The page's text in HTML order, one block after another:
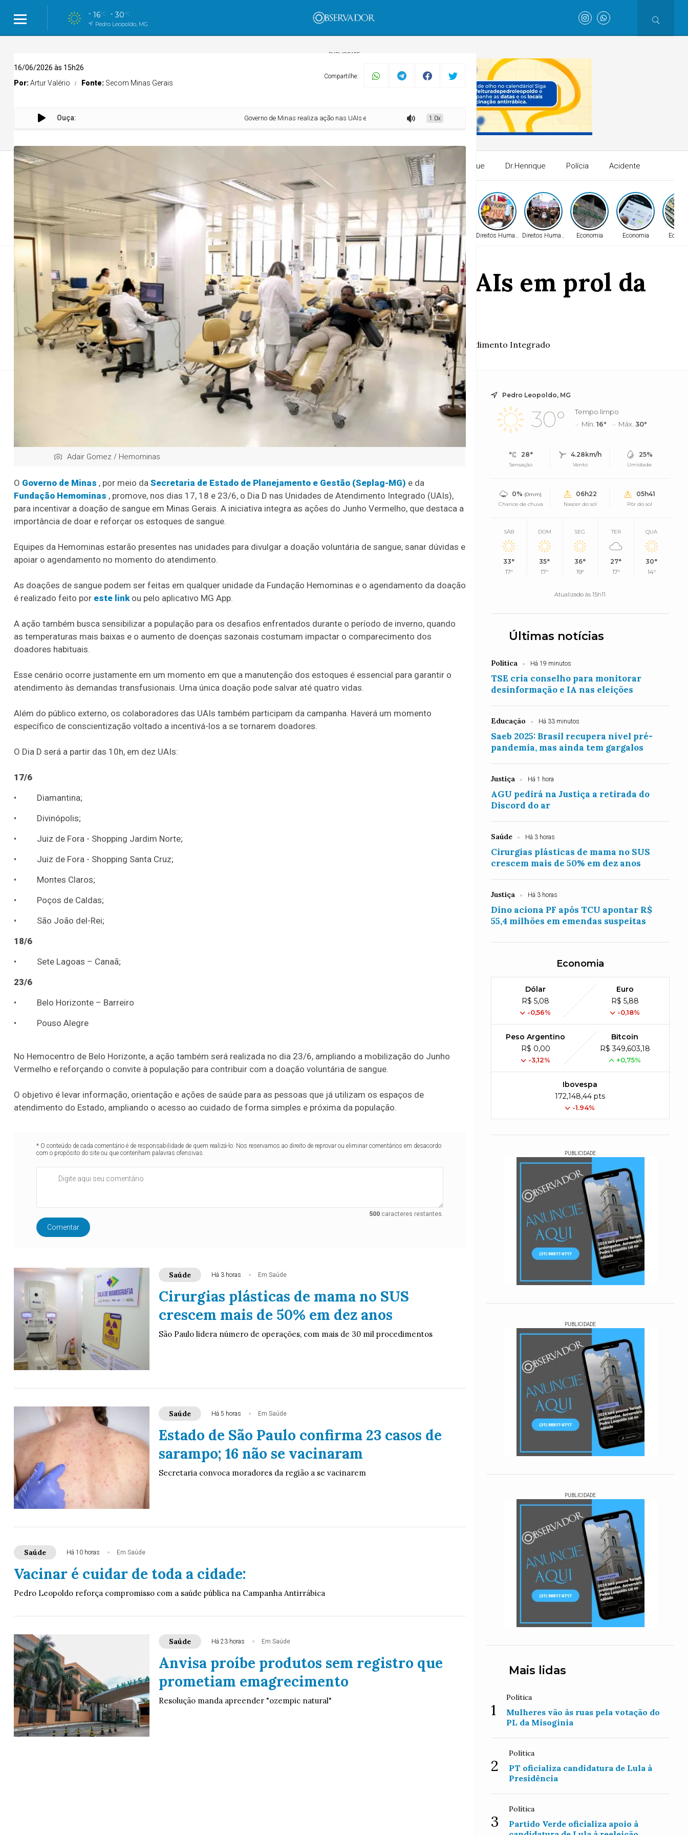
16°C 30°C
Pedro Leopoldo, MG
PUBLICIDADE
Cidades Tecnologia Economia Dom Walmor Dr.Henrique Dr.Henrique Polícia Acidente
Justiça Saúde Educação Economia Coluna MG Justiça Saúde Coluna MG Justiça Direitos HumanosDireitos Humanos Economia Economia
Governo de Minas realiza ação nas UAIs em prol da
doação de sangue
Dia D da Hemominas será a partir desta quarta-feira (17/6) em dez Unidades de Atendimento Integrado
16/06/2026 às 15h26
Por:Artur Valério Fonte: Secom Minas Gerais
Compartilhe:
Ouça: Governo de Minas realiza ação nas UAIs em prol da doação de sangue 1.0x
Adair Gomez / Hemominas
O Governo de Minas , por meio da Secretaria de Estado de Planejamento e Gestão (Seplag-MG) e da
Fundação Hemominas , promove, nos dias 17, 18 e 23/6, o Dia D nas Unidades de Atendimento Integrado (UAIs),
para incentivar a doação de sangue em Minas Gerais. A iniciativa integra as ações do Junho Vermelho, que destaca a
importância de doar e reforçar os estoques de sangue.
Equipes da Hemominas estarão presentes nas unidades para divulgar a doação voluntária de sangue, sanar dúvidas e
apoiar o agendamento no momento do atendimento.
As doações de sangue podem ser feitas em qualquer unidade da Fundação Hemominas e o agendamento da doação
é realizado feito por este linkou pelo aplicativo MG App.
A ação também busca sensibilizar a população para os desafios enfrentados durante o período de inverno, quando
as temperaturas mais baixas e o aumento de doenças sazonais costumam impactar o comparecimento dos
doadores habituais.
Esse cenário ocorre justamente em um momento em que a manutenção dos estoques é essencial para garantir o
atendimento às demandas transfusionais. Uma única doação pode salvar até quatro vidas.
Além do público externo, os colaboradores das UAIs também participam da campanha. Haverá um momento
específico de conscientização voltado a incentivá-los a se tornarem doadores.
O Dia D será a partir das 10h, em dez UAIs:
17/6
• Diamantina;
• Divinópolis;
• Juiz de Fora - Shopping Jardim Norte;
• Juiz de Fora - Shopping Santa Cruz;
• Montes Claros;
• Poços de Caldas;
• São João del-Rei;
18/6
• Sete Lagoas – Canaã;
23/6
• Belo Horizonte – Barreiro
• Pouso Alegre
No Hemocentro de Belo Horizonte, a ação também será realizada no dia 23/6, ampliando a mobilização do Junho
Vermelho e reforçando o convite à população para contribuir com a doação voluntária de sangue.
O objetivo é levar informação, orientação e ações de saúde para as pessoas que já utilizam os espaços de
atendimento do Estado, ampliando o acesso ao cuidado de forma simples e próxima da população.
* O conteúdo de cada comentário é de responsabilidade de quem realizá-lo. Nos reservamos ao direito de reprovar ou eliminar comentários em desacordo
com o propósito do site ou que contenham palavras ofensivas.
500caracteres restantes.
Comentar
Saúde Há 3 horas Em Saúde
Cirurgias plásticas de mama no SUS
crescem mais de 50% em dez anos
São Paulo lidera número de operações, com mais de 30 mil procedimentos
Saúde Há 5 horas Em Saúde
Estado de São Paulo confirma 23 casos de
sarampo; 16 não se vacinaram
Secretaria convoca moradores da região a se vacinarem
Saúde Há 10 horas Em Saúde
Vacinar é cuidar de toda a cidade:
Pedro Leopoldo reforça compromisso com a saúde pública na Campanha Antirrábica
Saúde Há 23 horas Em Saúde
Anvisa proíbe produtos sem registro que
prometiam emagrecimento
Resolução manda apreender "ozempic natural"
Pedro Leopoldo, MG
30°
Tempo limpo
Mín.16° Máx.30°
28°
Sensação
4.28km/h
Vento
25%
Umidade
0% (0mm)
Chance de chuva
06h22
Nascer do sol
05h41
Pôr do sol
SÁB
33°
17°
DOM
35°
17°
SEG
36°
19°
TER
27°
17°
QUA
30°
14°
Atualizado às 15h11
Últimas notícias
Política Há 19 minutos
TSE cria conselho para monitorar
desinformação e IA nas eleições
Educação Há 33 minutos
Saeb 2025: Brasil recupera nível pré-
pandemia, mas ainda tem gargalos
Justiça Há 1 hora
AGU pedirá na Justiça a retirada do
Discord do ar
Saúde Há 3 horas
Cirurgias plásticas de mama no SUS
crescem mais de 50% em dez anos
Justiça Há 3 horas
Dino aciona PF após TCU apontar R$
55,4 milhões em emendas suspeitas
Economia
Dólar
R$ 5,08
-0,56%
Euro
R$ 5,88
-0,18%
Peso Argentino
R$ 0,00
-3,12%
Bitcoin
R$ 349,603,18
+0,75%
Ibovespa
172,148,44 pts
-1.94%
PUBLICIDADE
PUBLICIDADE
PUBLICIDADE
Mais lidas
1
Política
Mulheres vão às ruas pela votação do
PL da Misoginia
2
Política
PT oficializa candidatura de Lula à
Presidência
3
Política
Partido Verde oficializa apoio à